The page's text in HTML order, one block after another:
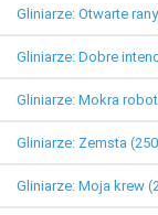
Gliniarze: Otwarte
Gliniarze: Dobre
Gliniarze: Mokra
Gliniarze: Zemsta
Gliniarze: Moja krew